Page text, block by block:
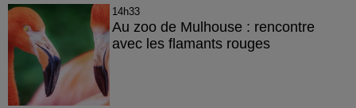
14h33
Au zoo de Mulhouse : rencontre
avec les flamants rouges